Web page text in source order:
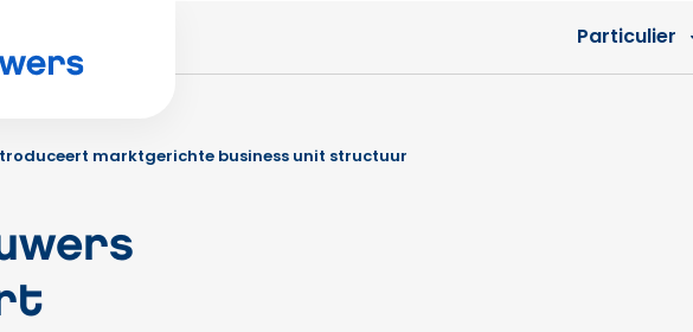
Particulier
marktgerichte business unit structuur